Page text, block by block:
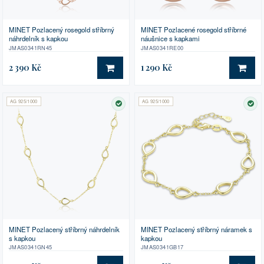
MINET Pozlacený rosegold stříbrný
náhrdelník s kapkou
JMAS0341RN45
2 390 Kč DO KOŠÍKU
MINET Pozlacené rosegold stříbrné
náušnice s kapkami
JMAS0341RE00
1 290 Kč DO
AG 925/1000
SKLADEM
MINET Pozlacený stříbrný náhrdelník
s kapkou
JMAS0341GN45
AG 925/1000
MINET Pozlacený stříbrný náramek s
kapkou
JMAS0341GB17